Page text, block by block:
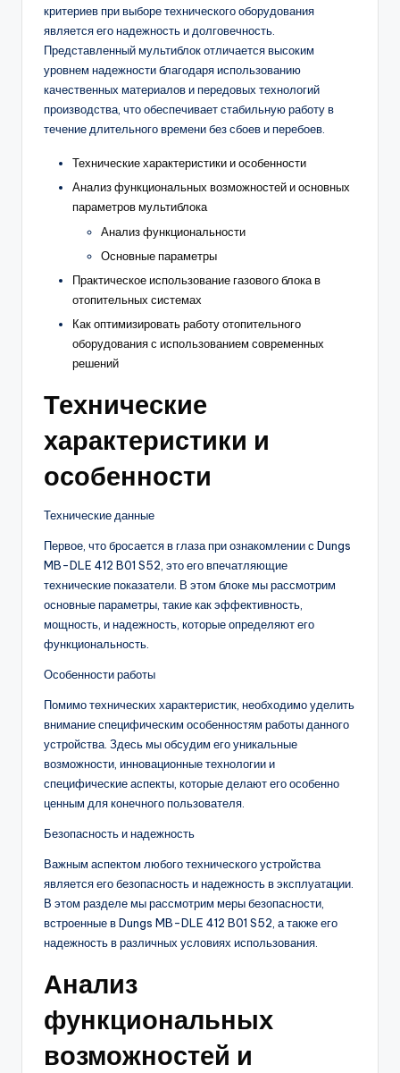
критериев при выборе технического оборудования
является его надежность и долговечность.
Представленный мультиблок отличается высоким
уровнем надежности благодаря использованию
качественных материалов и передовых технологий
производства, что обеспечивает стабильную работу в
течение длительного времени без сбоев и перебоев.
Технические характеристики и особенности
Анализ функциональных возможностей и основных
параметров мультиблока
Анализ функциональности
Основные параметры
Практическое использование газового блока в
отопительных системах
Как оптимизировать работу отопительного
оборудования с использованием современных
решений
Технические
характеристики и
особенности
Технические данные
Первое, что бросается в глаза при ознакомлении с Dungs
MB-DLE 412 B01 S52, это его впечатляющие
технические показатели. В этом блоке мы рассмотрим
основные параметры, такие как эффективность,
мощность, и надежность, которые определяют его
функциональность.
Особенности работы
Помимо технических характеристик, необходимо уделить
внимание специфическим особенностям работы данного
устройства. Здесь мы обсудим его уникальные
возможности, инновационные технологии и
специфические аспекты, которые делают его особенно
ценным для конечного пользователя.
Безопасность и надежность
Важным аспектом любого технического устройства
является его безопасность и надежность в эксплуатации.
В этом разделе мы рассмотрим меры безопасности,
встроенные в Dungs MB-DLE 412 B01 S52, а также его
надежность в различных условиях использования.
Анализ
функциональных
возможностей и